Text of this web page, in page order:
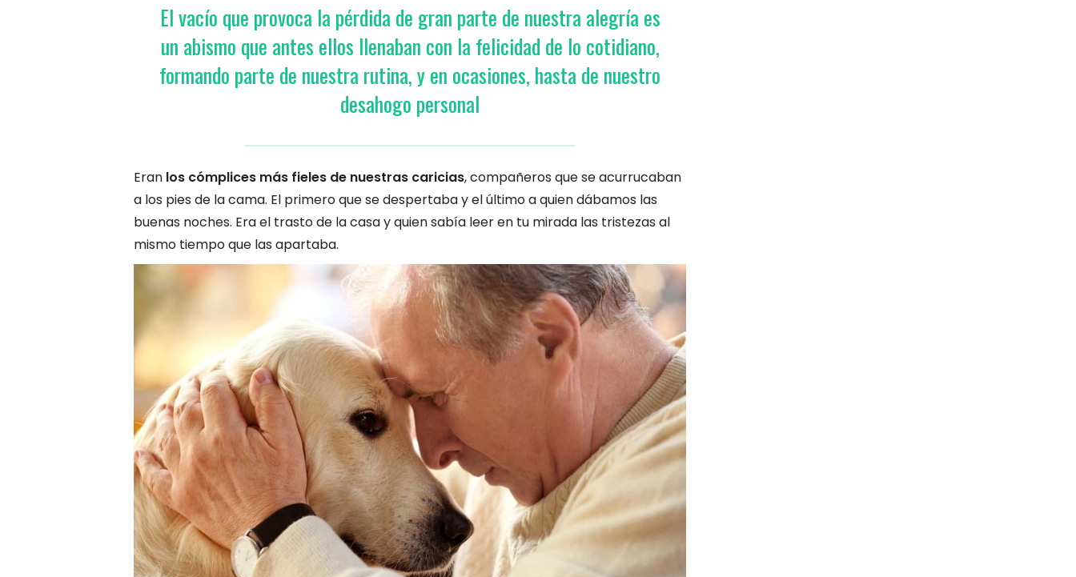
El vacío que provoca la pérdida de gran parte de nuestra alegría es
un abismo que antes ellos llenaban con la felicidad de lo cotidiano,
formando parte de nuestra rutina, y en ocasiones, hasta de nuestro
desahogo personal
Eran los cómplices más fieles de nuestras caricias, compañeros que se acurrucaban
a los pies de la cama. El primero que se despertaba y el último a quien dábamos las
buenas noches. Era el trasto de la casa y quien sabía leer en tu mirada las tristezas al
mismo tiempo que las apartaba.